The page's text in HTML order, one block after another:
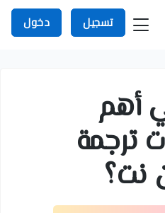
تسجيل دخول
أهم
ترجمة
نت؟